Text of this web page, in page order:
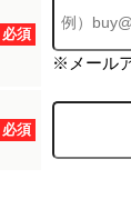
必須
※メール
必須